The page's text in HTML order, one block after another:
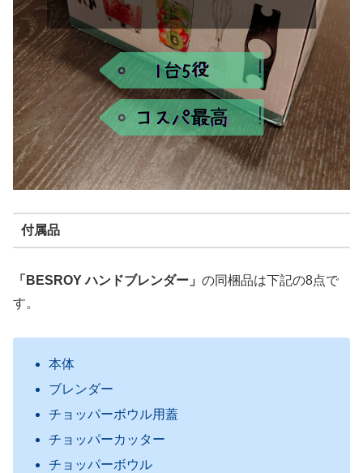
付属品
「BESROY ハンドブレンダー」 の同梱品は下記の8点で
す。
本体
ブレンダー
チョッパーボウル用蓋
チョッパーカッター
チョッパーボウル